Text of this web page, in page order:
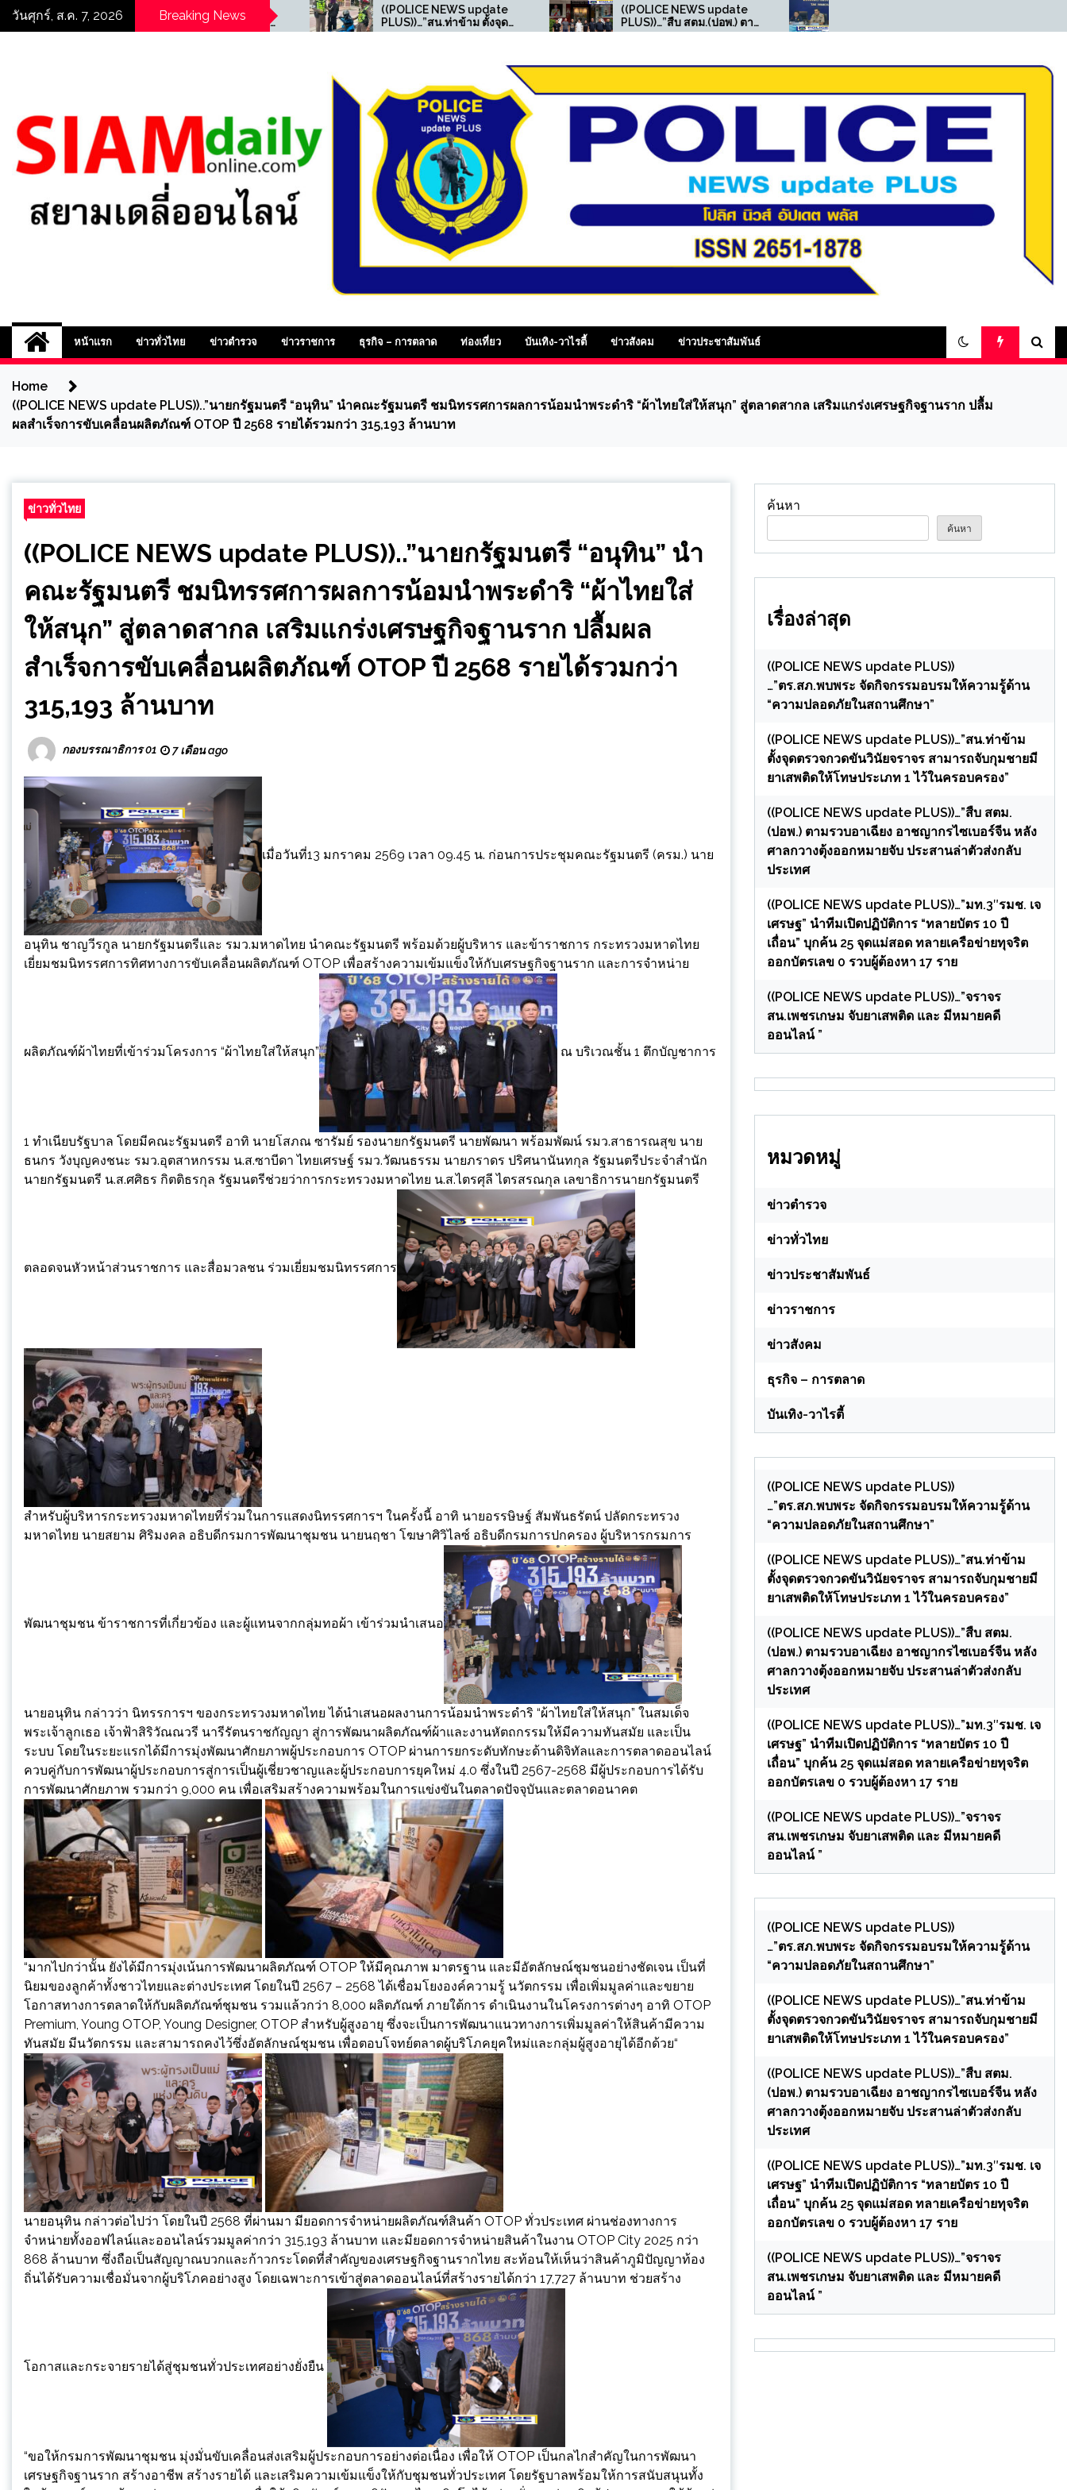
Skipวันศุกร์, ส.ค. 7, 2026 Breaking News
((POLICE NEWS update
PLUS))…”ตร.สภ.พบพระ จัด
กิจกรรมอบรมให้ความรู้ด้าน
((POLICE NEWS update
PLUS))…”สน.ท่าข้าม ตั้งจุด
ตรวจกวดขันวินัยจราจร
ครอง”
((POLICE NEWS update
PLUS))…”สืบ สตม.(ปอพ.) ตาม
รวบอาเฉียง อาชญากร
((POLICE NEWS update
PLUS))…”มท.3″รมช. เจ
เศรษฐ” นำทีมเปิดปฏิบัติการ
สน.เพช
สยามเดลี่ออนไลน์ , SiamDailyOnline , policenewsupdateplus
หน้าแรก ข่าวทั่วไทย ข่าวตำรวจ ข่าวราชการ ธุรกิจ – การตลาด ท่องเที่ยว บันเทิง-วาไรตี้ ข่าวสังคม ข่าวประชาสัมพันธ์
Home
((POLICE NEWS update PLUS))..”นายกรัฐมนตรี “อนุทิน” นำคณะรัฐมนตรี ชมนิทรรศการผลการน้อมนำพระดำริ “ผ้าไทยใส่ให้สนุก” สู่ตลาดสากล เสริมแกร่งเศรษฐกิจฐานราก ปลื้ม
ผลสำเร็จการขับเคลื่อนผลิตภัณฑ์ OTOP ปี 2568 รายได้รวมกว่า 315,193 ล้านบาท
ข่าวทั่วไทย
((POLICE NEWS update PLUS))..”นายกรัฐมนตรี “อนุทิน” นำ
คณะรัฐมนตรี ชมนิทรรศการผลการน้อมนำพระดำริ “ผ้าไทยใส่
ให้สนุก” สู่ตลาดสากล เสริมแกร่งเศรษฐกิจฐานราก ปลื้มผล
สำเร็จการขับเคลื่อนผลิตภัณฑ์ OTOP ปี 2568 รายได้รวมกว่า
315,193 ล้านบาท
กองบรรณาธิการ 01 7 เดือน ago
เมื่อวันที่13 มกราคม 2569 เวลา 09.45 น. ก่อนการประชุมคณะรัฐมนตรี (ครม.) นาย
อนุทิน ชาญวีรกูล นายกรัฐมนตรีและ รมว.มหาดไทย นำคณะรัฐมนตรี พร้อมด้วยผู้บริหาร และข้าราชการ กระทรวงมหาดไทย
เยี่ยมชมนิทรรศการทิศทางการขับเคลื่อนผลิตภัณฑ์ OTOP เพื่อสร้างความเข้มแข็งให้กับเศรษฐกิจฐานราก และการจำหน่าย
ผลิตภัณฑ์ผ้าไทยที่เข้าร่วมโครงการ “ผ้าไทยใส่ให้สนุก” ณ บริเวณชั้น 1 ตึกบัญชาการ
1 ทำเนียบรัฐบาล โดยมีคณะรัฐมนตรี อาทิ นายโสภณ ซารัมย์ รองนายกรัฐมนตรี นายพัฒนา พร้อมพัฒน์ รมว.สาธารณสุข นาย
ธนกร วังบุญคงชนะ รมว.อุตสาหกรรม น.ส.ซาบีดา ไทยเศรษฐ์ รมว.วัฒนธรรม นายภราดร ปริศนานันทกุล รัฐมนตรีประจำสำนัก
นายกรัฐมนตรี น.ส.ศศิธร กิตติธรกุล รัฐมนตรีช่วยว่าการกระทรวงมหาดไทย น.ส.ไตรศุลี ไตรสรณกุล เลขาธิการนายกรัฐมนตรี
ตลอดจนหัวหน้าส่วนราชการ และสื่อมวลชน ร่วมเยี่ยมชมนิทรรศการ
สำหรับผู้บริหารกระทรวงมหาดไทยที่ร่วมในการแสดงนิทรรศการฯ ในครั้งนี้ อาทิ นายอรรษิษฐ์ สัมพันธรัตน์ ปลัดกระทรวง
มหาดไทย นายสยาม ศิริมงคล อธิบดีกรมการพัฒนาชุมชน นายนฤชา โฆษาศิวิไลซ์ อธิบดีกรมการปกครอง ผู้บริหารกรมการ
พัฒนาชุมชน ข้าราชการที่เกี่ยวข้อง และผู้แทนจากกลุ่มทอผ้า เข้าร่วมนำเสนอ
นายอนุทิน กล่าวว่า นิทรรการฯ ของกระทรวงมหาดไทย ได้นำเสนอผลงานการน้อมนำพระดำริ “ผ้าไทยใส่ให้สนุก” ในสมเด็จ
พระเจ้าลูกเธอ เจ้าฟ้าสิริวัณณวรี นารีรัตนราชกัญญา สู่การพัฒนาผลิตภัณฑ์ผ้าและงานหัตถกรรมให้มีความทันสมัย และเป็น
ระบบ โดยในระยะแรกได้มีการมุ่งพัฒนาศักยภาพผู้ประกอบการ OTOP ผ่านการยกระดับทักษะด้านดิจิทัลและการตลาดออนไลน์
ควบคู่กับการพัฒนาผู้ประกอบการสู่การเป็นผู้เชี่ยวชาญและผู้ประกอบการยุคใหม่ 4.0 ซึ่งในปี 2567-2568 มีผู้ประกอบการได้รับ
การพัฒนาศักยภาพ รวมกว่า 9,000 คน เพื่อเสริมสร้างความพร้อมในการแข่งขันในตลาดปัจจุบันและตลาดอนาคต
“มากไปกว่านั้น ยังได้มีการมุ่งเน้นการพัฒนาผลิตภัณฑ์ OTOP ให้มีคุณภาพ มาตรฐาน และมีอัตลักษณ์ชุมชนอย่างชัดเจน เป็นที่
นิยมของลูกค้าทั้งชาวไทยและต่างประเทศ โดยในปี 2567 – 2568 ได้เชื่อมโยงองค์ความรู้ นวัตกรรม เพื่อเพิ่มมูลค่าและขยาย
โอกาสทางการตลาดให้กับผลิตภัณฑ์ชุมชน รวมแล้วกว่า 8,000 ผลิตภัณฑ์ ภายใต้การ ดำเนินงานในโครงการต่างๆ อาทิ OTOP
Premium, Young OTOP, Young Designer, OTOP สำหรับผู้สูงอายุ ซึ่งจะเป็นการพัฒนาแนวทางการเพิ่มมูลค่าให้สินค้ามีความ
ทันสมัย มีนวัตกรรม และสามารถคงไว้ซึ่งอัตลักษณ์ชุมชน เพื่อตอบโจทย์ตลาดผู้บริโภคยุคใหม่และกลุ่มผู้สูงอายุได้อีกด้วย“
นายอนุทิน กล่าวต่อไปว่า โดยในปี 2568 ที่ผ่านมา มียอดการจำหน่ายผลิตภัณฑ์สินค้า OTOP ทั่วประเทศ ผ่านช่องทางการ
จำหน่ายทั้งออฟไลน์และออนไลน์รวมมูลค่ากว่า 315,193 ล้านบาท และมียอดการจำหน่ายสินค้าในงาน OTOP City 2025 กว่า
868 ล้านบาท ซึ่งถือเป็นสัญญาณบวกและก้าวกระโดดที่สำคัญของเศรษฐกิจฐานรากไทย สะท้อนให้เห็นว่าสินค้าภูมิปัญญาท้อง
ถิ่นได้รับความเชื่อมั่นจากผู้บริโภคอย่างสูง โดยเฉพาะการเข้าสู่ตลาดออนไลน์ที่สร้างรายได้กว่า 17,727 ล้านบาท ช่วยสร้าง
โอกาสและกระจายรายได้สู่ชุมชนทั่วประเทศอย่างยั่งยืน
“ขอให้กรมการพัฒนาชุมชน มุ่งมั่นขับเคลื่อนส่งเสริมผู้ประกอบการอย่างต่อเนื่อง เพื่อให้ OTOP เป็นกลไกสำคัญในการพัฒนา
เศรษฐกิจฐานราก สร้างอาชีพ สร้างรายได้ และเสริมความเข้มแข็งให้กับชุมชนทั่วประเทศ โดยรัฐบาลพร้อมให้การสนับสนุนทั้ง
ค้นหา
ค้นหา
เรื่องล่าสุด
((POLICE NEWS update PLUS))
…”ตร.สภ.พบพระ จัดกิจกรรมอบรมให้ความรู้ด้าน
“ความปลอดภัยในสถานศึกษา”
((POLICE NEWS update PLUS))…”สน.ท่าข้าม
ตั้งจุดตรวจกวดขันวินัยจราจร สามารถจับกุมชายมี
ยาเสพติดให้โทษประเภท 1 ไว้ในครอบครอง”
((POLICE NEWS update PLUS))…”สืบ สตม.
(ปอพ.) ตามรวบอาเฉียง อาชญากรไซเบอร์จีน หลัง
ศาลกวางตุ้งออกหมายจับ ประสานล่าตัวส่งกลับ
ประเทศ
((POLICE NEWS update PLUS))…”มท.3″รมช. เจ
เศรษฐ” นำทีมเปิดปฏิบัติการ “ทลายบัตร 10 ปี
เถื่อน” บุกค้น 25 จุดแม่สอด ทลายเครือข่ายทุจริต
ออกบัตรเลข 0 รวบผู้ต้องหา 17 ราย
((POLICE NEWS update PLUS))…”จราจร
สน.เพชรเกษม จับยาเสพติด และ มีหมายคดี
ออนไลน์ ”
หมวดหมู่
ข่าวตำรวจ
ข่าวทั่วไทย
ข่าวประชาสัมพันธ์
ข่าวราชการ
ข่าวสังคม
ธุรกิจ – การตลาด
บันเทิง-วาไรตี้
((POLICE NEWS update PLUS))
…”ตร.สภ.พบพระ จัดกิจกรรมอบรมให้ความรู้ด้าน
“ความปลอดภัยในสถานศึกษา”
((POLICE NEWS update PLUS))…”สน.ท่าข้าม
ตั้งจุดตรวจกวดขันวินัยจราจร สามารถจับกุมชายมี
ยาเสพติดให้โทษประเภท 1 ไว้ในครอบครอง”
((POLICE NEWS update PLUS))…”สืบ สตม.
(ปอพ.) ตามรวบอาเฉียง อาชญากรไซเบอร์จีน หลัง
ศาลกวางตุ้งออกหมายจับ ประสานล่าตัวส่งกลับ
ประเทศ
((POLICE NEWS update PLUS))…”มท.3″รมช. เจ
เศรษฐ” นำทีมเปิดปฏิบัติการ “ทลายบัตร 10 ปี
เถื่อน” บุกค้น 25 จุดแม่สอด ทลายเครือข่ายทุจริต
ออกบัตรเลข 0 รวบผู้ต้องหา 17 ราย
((POLICE NEWS update PLUS))…”จราจร
สน.เพชรเกษม จับยาเสพติด และ มีหมายคดี
ออนไลน์ ”
((POLICE NEWS update PLUS))
…”ตร.สภ.พบพระ จัดกิจกรรมอบรมให้ความรู้ด้าน
“ความปลอดภัยในสถานศึกษา”
((POLICE NEWS update PLUS))…”สน.ท่าข้าม
ตั้งจุดตรวจกวดขันวินัยจราจร สามารถจับกุมชายมี
ยาเสพติดให้โทษประเภท 1 ไว้ในครอบครอง”
((POLICE NEWS update PLUS))…”สืบ สตม.
(ปอพ.) ตามรวบอาเฉียง อาชญากรไซเบอร์จีน หลัง
ศาลกวางตุ้งออกหมายจับ ประสานล่าตัวส่งกลับ
ประเทศ
((POLICE NEWS update PLUS))…”มท.3″รมช. เจ
เศรษฐ” นำทีมเปิดปฏิบัติการ “ทลายบัตร 10 ปี
เถื่อน” บุกค้น 25 จุดแม่สอด ทลายเครือข่ายทุจริต
ออกบัตรเลข 0 รวบผู้ต้องหา 17 ราย
((POLICE NEWS update PLUS))…”จราจร
สน.เพชรเกษม จับยาเสพติด และ มีหมายคดี
ออนไลน์ ”